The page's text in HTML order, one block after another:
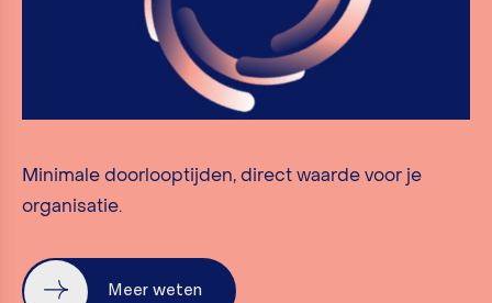
Minimale doorlooptijden, direct waarde voor je
organisatie.
Meer weten